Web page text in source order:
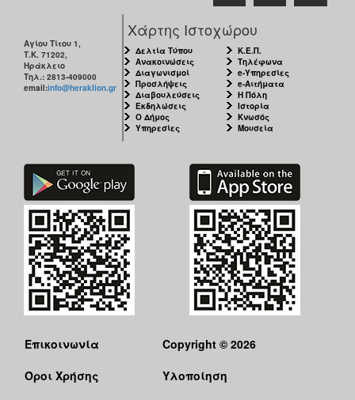
Αγίου Τίτου 1,
Τ.Κ. 71202,
Ηράκλειο
Τηλ.: 2813-409000
email:info@heraklion.gr
Χάρτης Ιστοχώρου
Δελτία Τύπου
Ανακοινώσεις
Διαγωνισμοί
Προσλήψεις
Διαβουλεύσεις
Εκδηλώσεις
Ο Δήμος
Υπηρεσίες
Κ.Ε.Π.
Τηλέφωνα
e-Υπηρεσίες
e-Αιτήματα
Η Πόλη
Ιστορία
Κνωσός
Μουσεία
Επικοινωνία
Όροι Χρήσης
Copyright © 2026
Υλοποίηση